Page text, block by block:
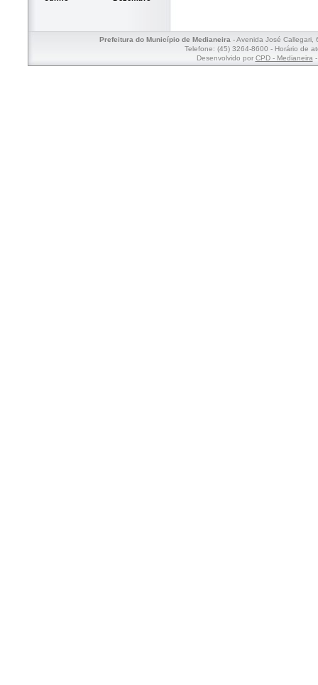
Prefeitura do Município de Medianeira- Avenida José Callegari,
Telefone: (45) 3264-8600 - Horário de
Desenvolvido por CPD - Medianeira-